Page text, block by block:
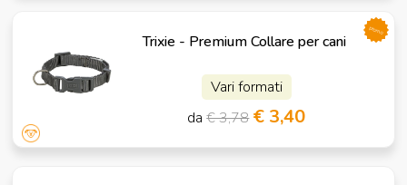
Trixie - Premium Collare per cani
Vari formati
da€ 3,78 € 3,40
promo